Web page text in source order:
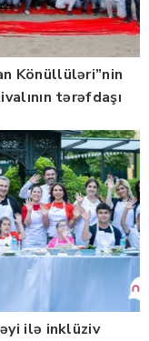
Könüllüləri”nin
tərəfdaşı
ilə inklüziv